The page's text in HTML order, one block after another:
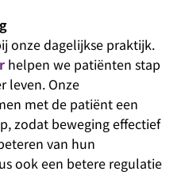
onze dagelijkse praktijk.
helpen we patiënten stap
leven. Onze
met de patiënt een
zodat beweging effectief
van hun
ook een betere regulatie